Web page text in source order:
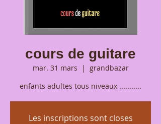
cours de guitare
mar. 31 mars
  |
grandbazar
enfants adultes tous niveaux ...........
Les inscriptions sont closes